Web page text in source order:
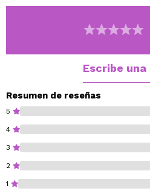
extra de frescura.
Notas de cuerpo: Jazmín,
Escribe una
Resumen de reseñas
5
4
3
2
1